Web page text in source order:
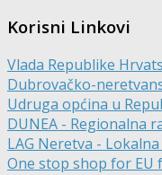
Korisni Linkovi
Vlada Republike
Dubrovačko-
Udruga općina u
DUNEA - Regionalna
LAG Neretva -
One stop shop for EU